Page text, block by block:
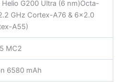
Helio G200 Ultra (6 nm)Octa-
GHz Cortex-A76 & 6×2.0
A55)
MC2
6580 mAh